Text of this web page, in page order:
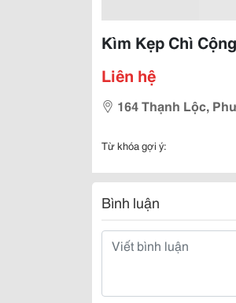
Kìm Kẹp Chì
Liên hệ
164 Thạnh Lộc,
Từ khóa gợi ý:
Bình luận